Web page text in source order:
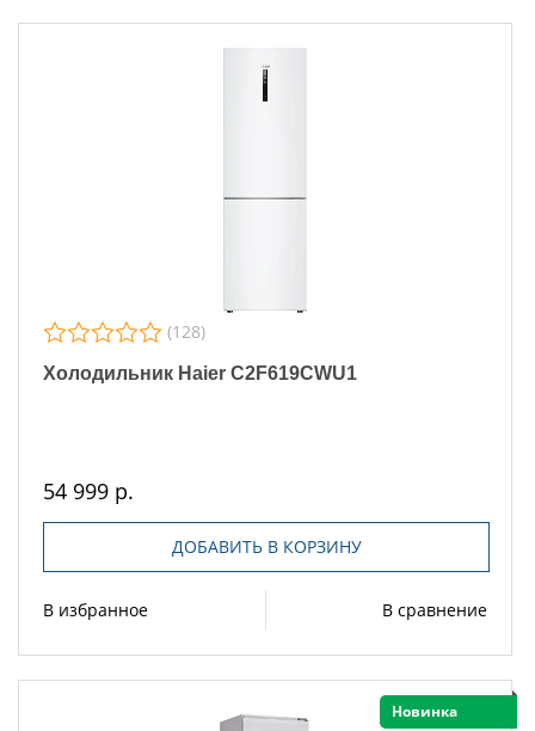
(128)
Холодильник Haier C2F619CWU1
54 999 р.
ДОБАВИТЬ В КОРЗИНУ
В избранное В сравнение
Новинка